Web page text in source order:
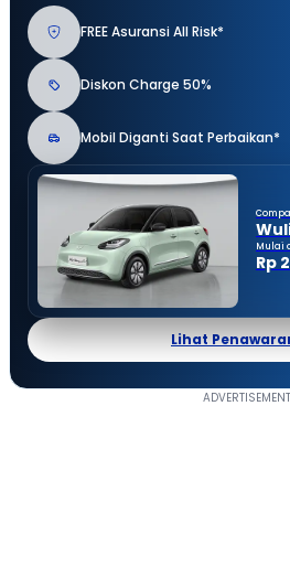
FREE Asuransi All Risk*
Diskon Charge 50%
Mobil Diganti Saat Perbaikan*
Mulai
Rp
Lihat